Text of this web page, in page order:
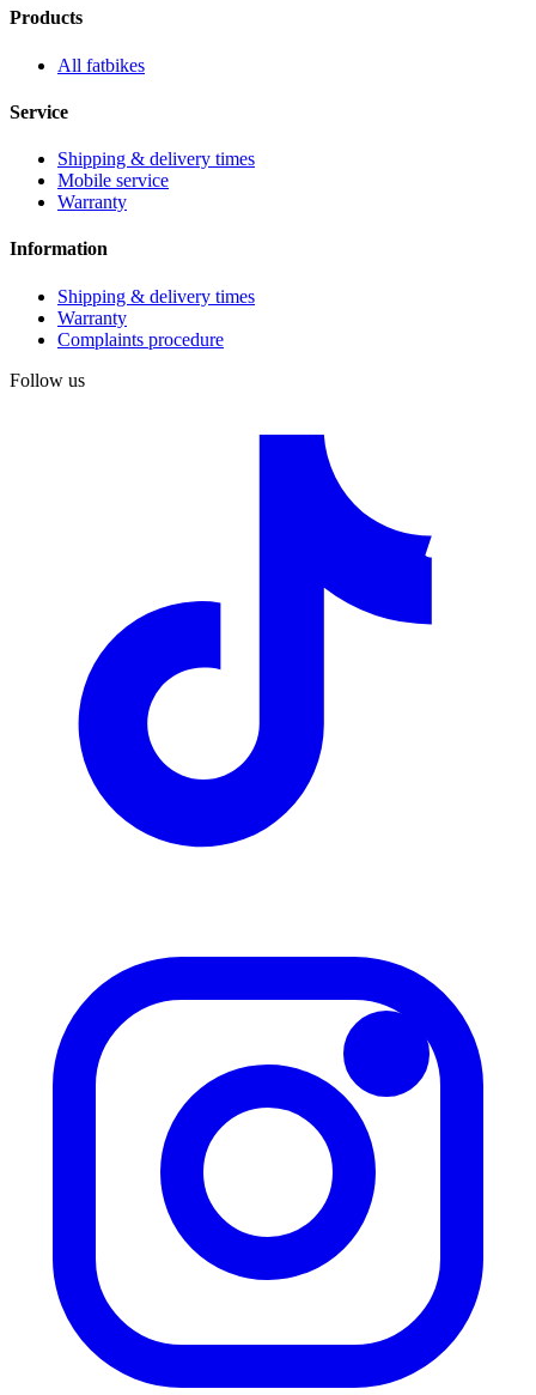
Products
All fatbikes
Service
Shipping & delivery times
Mobile service
Warranty
Information
Shipping & delivery times
Warranty
Complaints procedure
Follow us